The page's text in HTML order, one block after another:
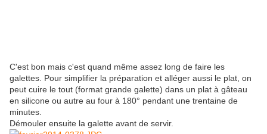
C'est bon mais c'est quand même assez long de faire les
galettes. Pour simplifier la préparation et alléger aussi le plat, on
peut cuire le tout (format grande galette) dans un plat à gâteau
en silicone ou autre au four à 180° pendant une trentaine de
minutes.
Démouler ensuite la galette avant de servir.